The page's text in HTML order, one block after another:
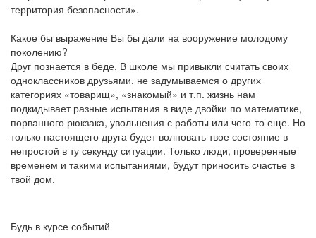
территория безопасности».
Какое бы выражение Вы бы дали на вооружение молодому
поколению?
Друг познается в беде. В школе мы привыкли считать своих
одноклассников друзьями, не задумываемся о других
категориях «товарищ», «знакомый» и т.п. жизнь нам
подкидывает разные испытания в виде двойки по математике,
порванного рюкзака, увольнения с работы или чего-то еще. Но
только настоящего друга будет волновать твое состояние в
непростой в ту секунду ситуации. Только люди, проверенные
временем и такими испытаниями, будут приносить счастье в
твой дом.
Будь в курсе событий